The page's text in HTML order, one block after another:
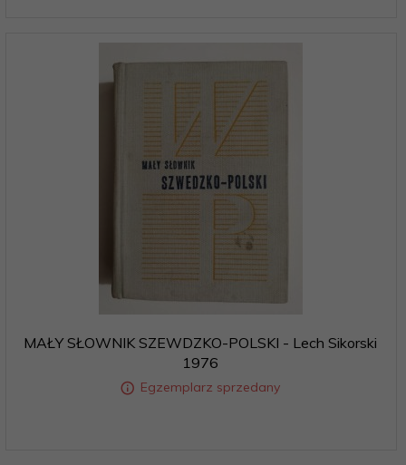
MAŁY SŁOWNIK SZEWDZKO-POLSKI - Lech Sikorski
1976
Egzemplarz sprzedany